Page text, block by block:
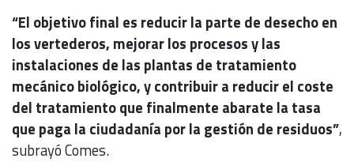
“El objetivo final es reducir la parte de desecho en
los vertederos, mejorar los procesos y las
instalaciones de las plantas de tratamiento
mecánico biológico, y contribuir a reducir el coste
del tratamiento que finalmente abarate la tasa
que paga la ciudadanía por la gestión de residuos”,
subrayó Comes.